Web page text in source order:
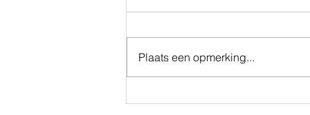
Plaats een opmerking...